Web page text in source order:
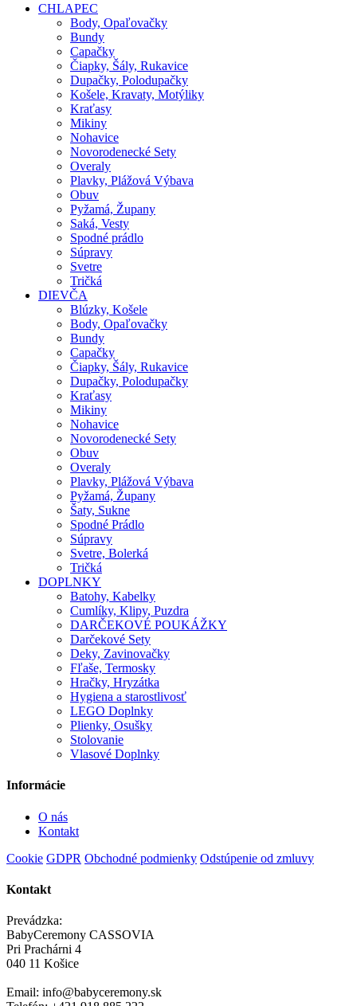
CHLAPEC
Body, Opaľovačky
Bundy
Capačky
Čiapky, Šály, Rukavice
Dupačky, Polodupačky
Košele, Kravaty, Motýliky
Kraťasy
Mikiny
Nohavice
Novorodenecké Sety
Overaly
Plavky, Plážová Výbava
Obuv
Pyžamá, Župany
Saká, Vesty
Spodné prádlo
Súpravy
Svetre
Tričká
DIEVČA
Blúzky, Košele
Body, Opaľovačky
Bundy
Capačky
Čiapky, Šály, Rukavice
Dupačky, Polodupačky
Kraťasy
Mikiny
Nohavice
Novorodenecké Sety
Obuv
Overaly
Plavky, Plážová Výbava
Pyžamá, Župany
Šaty, Sukne
Spodné Prádlo
Súpravy
Svetre, Bolerká
Tričká
DOPLNKY
Batohy, Kabelky
Cumlíky, Klipy, Puzdra
DARČEKOVÉ POUKÁŽKY
Darčekové Sety
Deky, Zavinovačky
Fľaše, Termosky
Hračky, Hryzátka
Hygiena a starostlivosť
LEGO Doplnky
Plienky, Osušky
Stolovanie
Vlasové Doplnky
Informácie
O nás
Kontakt
Cookie GDPR Obchodné podmienky Odstúpenie od zmluvy
Kontakt
Prevádzka:
BabyCeremony CASSOVIA
Pri Prachárni 4
040 11 Košice
Email: info@babyceremony.sk